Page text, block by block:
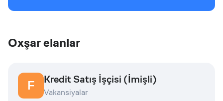
Oxşar elanlar
F Kredit Satış İşçisi (İmişli)
Vakansiyalar